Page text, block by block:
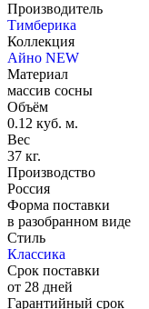
Производитель
Тимберика
Коллекция
Айно NEW
Материал
массив сосны
Объём
0.12 куб. м.
Вес
37 кг.
Производство
Россия
Форма поставки
в разобранном виде
Стиль
Классика
Срок поставки
от 28 дней
Гарантийный срок